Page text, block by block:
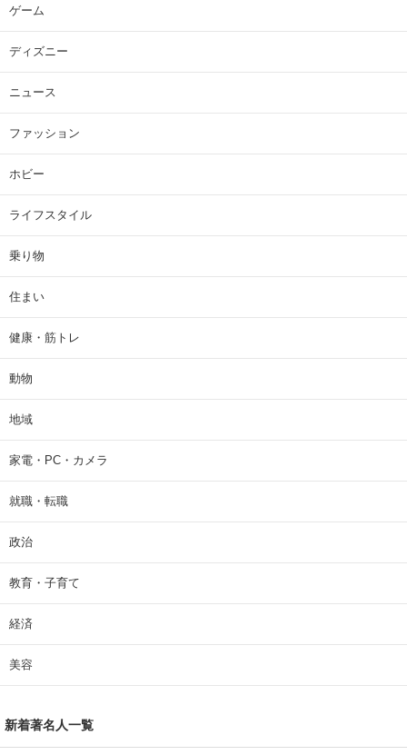
ゲーム
ディズニー
ニュース
ファッション
ホビー
ライフスタイル
乗り物
住まい
健康・筋トレ
動物
地域
家電・PC・カメラ
就職・転職
政治
教育・子育て
経済
美容
新着著名人一覧